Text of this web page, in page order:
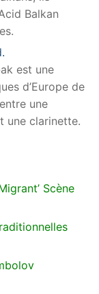
Balkan
est une
d’Europe de
une
une clarinette.
Scène